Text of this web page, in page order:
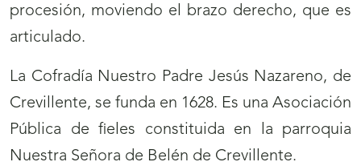
procesión, moviendo el brazo derecho, que es
articulado.
La Cofradía Nuestro Padre Jesús Nazareno, de
Crevillente, se funda en 1628. Es una Asociación
Pública de fieles constituida en la parroquia
Nuestra Señora de Belén de Crevillente.